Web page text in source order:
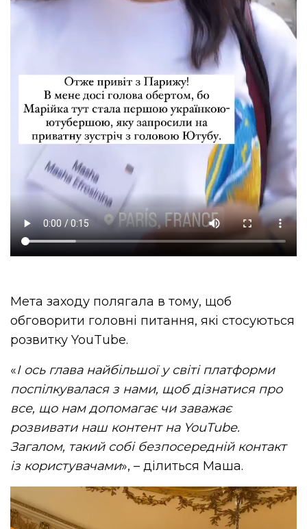
Мета заходу полягала в тому, щоб
обговорити головні питання, які стосуються
розвитку YouTube.
«І ось глава найбільшої у світі платформи
поспілкувалася з нами, щоб дізнатися про
все, що нам допомагає чи заважає
розвивати наш контент на YouTube.
Загалом, такий собі безпосередній контакт
із користувачами», – ділиться Маша.